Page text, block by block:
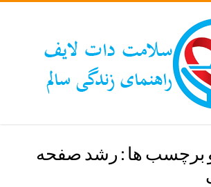
برچسب ها : رشد صفحه